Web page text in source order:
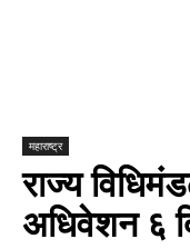
महाराष्ट्र
राज्य
अधिवेशन ६